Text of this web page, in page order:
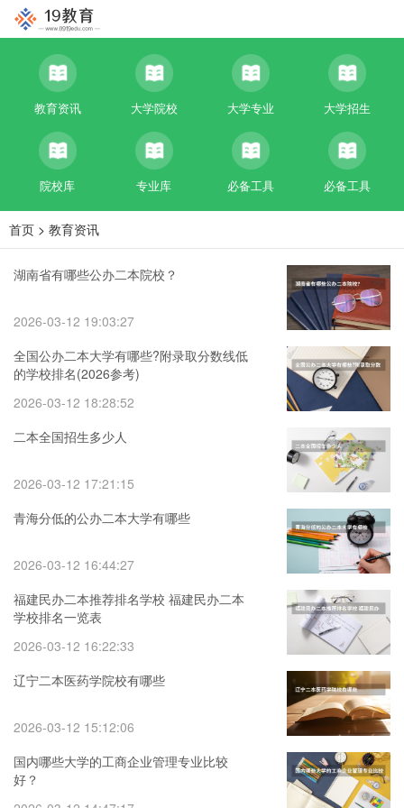
教育资讯 大学院校 大学专业 大学招生
院校库 专业库 必备工具 必备工具
首页 > 教育资讯
湖南省有哪些公办二本院校？
2026-03-12 19:03:27
全国公办二本大学有哪些?附录取分数线低
的学校排名(2026参考)
2026-03-12 18:28:52
二本全国招生多少人
2026-03-12 17:21:15
青海分低的公办二本大学有哪些
2026-03-12 16:44:27
福建民办二本推荐排名学校 福建民办二本
学校排名一览表
2026-03-12 16:22:33
辽宁二本医药学院校有哪些
2026-03-12 15:12:06
国内哪些大学的工商企业管理专业比较
好？